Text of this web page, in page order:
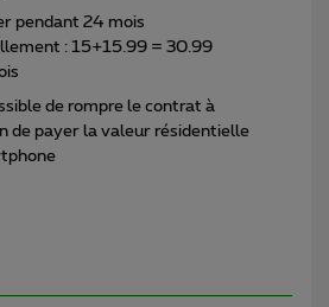
pendant 24 mois
: 15+15.99 = 30.99
de rompre le contrat à
de payer la valeur résidentielle